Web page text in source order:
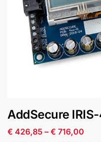
Alarm
met
installatie
&
Intercom
AddSecure
€ 426,85 – € 716,00